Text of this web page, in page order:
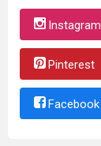
Instagram
Pinterest
Facebook